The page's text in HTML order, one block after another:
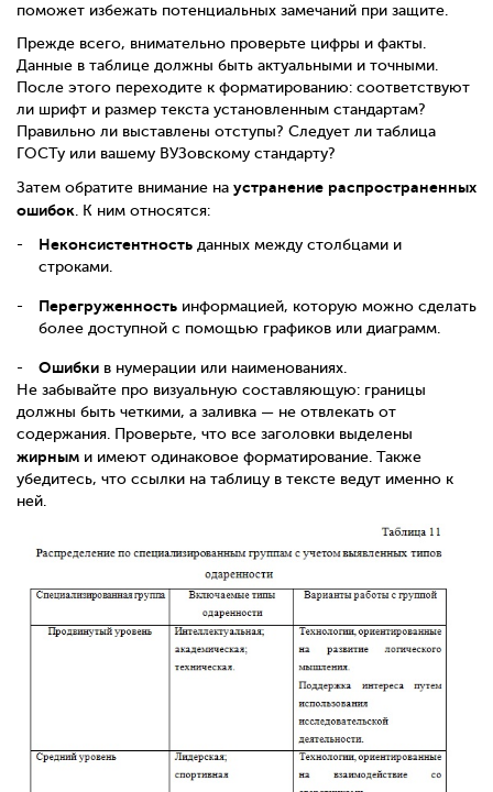
поможет избежать потенциальных замечаний при защите.
Прежде всего, внимательно проверьте цифры и факты.
Данные в таблице должны быть актуальными и точными.
После этого переходите к форматированию: соответствуют
ли шрифт и размер текста установленным стандартам?
Правильно ли выставлены отступы? Следует ли таблица
ГОСТу или вашему ВУЗовскому стандарту?
Затем обратите внимание на устранение распространенных
ошибок . К ним относятся:
Неконсистентность данных между столбцами и
строками.
Перегруженность информацией, которую можно сделать
более доступной с помощью графиков или диаграмм.
Ошибки в нумерации или наименованиях.
Не забывайте про визуальную составляющую: границы
должны быть четкими, а заливка — не отвлекать от
содержания. Проверьте, что все заголовки выделены
жирным и имеют одинаковое форматирование. Также
убедитесь, что ссылки на таблицу в тексте ведут именно к
ней.